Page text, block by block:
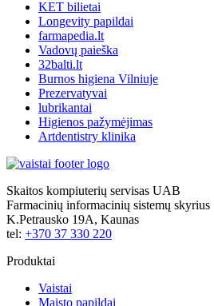
KET bilietai
Longevity papildai
farmapedia.lt
Vadovų paieška
32balti.lt
Burnos higiena Vilniuje
Prezervatyvai
lubrikantai
Higienos pažymėjimas
Artdentistry klinika
Skaitos kompiuterių servisas UAB
Farmacinių informacinių sistemų skyrius
K.Petrausko 19A, Kaunas
tel: +370 37 330 220
Produktai
Vaistai
Maisto papildai